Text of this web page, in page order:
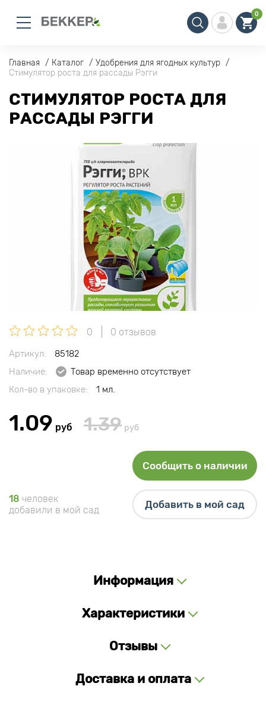
0
Главная Каталог
Удобрения для ягодных культур
Стимулятор роста для рассады Рэгги
СТИМУЛЯТОР РОСТА ДЛЯ
РАССАДЫ РЭГГИ
0 0 отзывов
Артикул:
85182
Наличие:
Товар временно отсутствует
Кол-во в упаковке:
1 мл.
1.09 руб 1.39 руб
Сообщить о наличии
18 человек
добавили в мой сад
Добавить в мой сад
Информация
Характеристики
Отзывы
Доставка и оплата